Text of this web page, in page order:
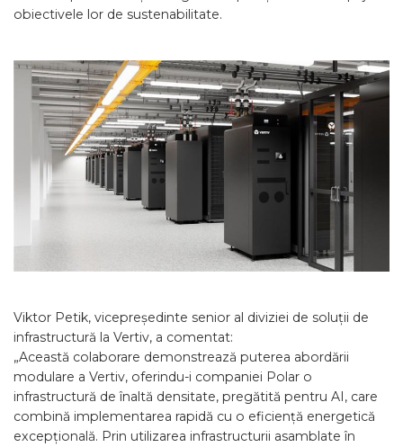
obiectivele lor de sustenabilitate.
Viktor Petik, vicepreședinte senior al diviziei de soluții de
infrastructură la Vertiv, a comentat:
„Această colaborare demonstrează puterea abordării
modulare a Vertiv, oferindu-i companiei Polar o
infrastructură de înaltă densitate, pregătită pentru AI, care
combină implementarea rapidă cu o eficiență energetică
excepțională. Prin utilizarea infrastructurii asamblate în